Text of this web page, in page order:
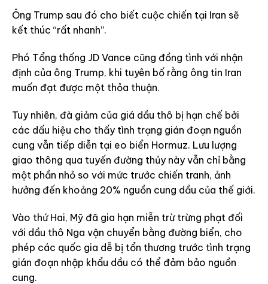
Ông Trump sau đó cho biết cuộc chiến tại Iran sẽ
kết thúc “rất nhanh”.
Phó Tổng thống JD Vance cũng đồng tình với nhận
định của ông Trump, khi tuyên bố rằng ông tin Iran
muốn đạt được một thỏa thuận.
Tuy nhiên, đà giảm của giá dầu thô bị hạn chế bởi
các dấu hiệu cho thấy tình trạng gián đoạn nguồn
cung vẫn tiếp diễn tại eo biển Hormuz. Lưu lượng
giao thông qua tuyến đường thủy này vẫn chỉ bằng
một phần nhỏ so với mức trước chiến tranh, ảnh
hưởng đến khoảng 20% nguồn cung dầu của thế giới.
Vào thứ Hai, Mỹ đã gia hạn miễn trừ trừng phạt đối
với dầu thô Nga vận chuyển bằng đường biển, cho
phép các quốc gia dễ bị tổn thương trước tình trạng
gián đoạn nhập khẩu dầu có thể đảm bảo nguồn
cung.